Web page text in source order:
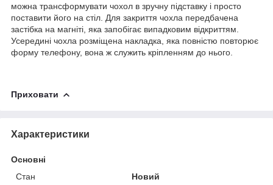
можна трансформувати чохол в зручну підставку і просто
поставити його на стіл. Для закриття чохла передбачена
застібка на магніті, яка запобігає випадковим відкриттям.
Усередині чохла розміщена накладка, яка повністю повторює
форму телефону, вона ж служить кріпленням до нього.
Приховати
Характеристики
Основні
Стан
Новий